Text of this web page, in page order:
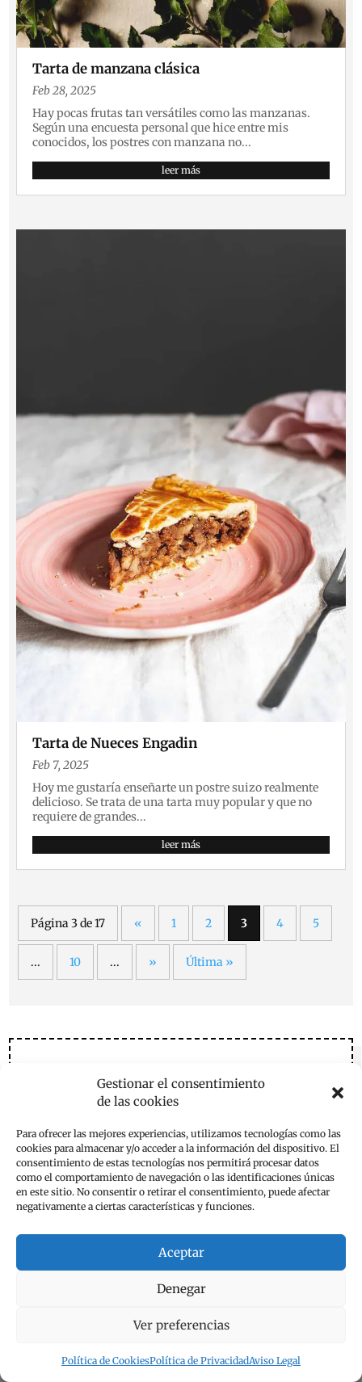
Gestionar el consentimiento
de las cookies
Para ofrecer las mejores experiencias, utilizamos tecnologías como las
cookies para almacenar y/o acceder a la información del dispositivo. El
consentimiento de estas tecnologías nos permitirá procesar datos
como el comportamiento de navegación o las identificaciones únicas
en este sitio. No consentir o retirar el consentimiento, puede afectar
negativamente a ciertas características y funciones.
Aceptar
Denegar
Ver preferencias
Política de CookiesPolítica de PrivacidadAviso Legal
Tarta de manzana clásica
Feb 28, 2025
Hay pocas frutas tan versátiles como las manzanas.
Según una encuesta personal que hice entre mis
conocidos, los postres con manzana no...
leer más
Tarta de Nueces Engadin
Feb 7, 2025
Hoy me gustaría enseñarte un postre suizo realmente
delicioso. Se trata de una tarta muy popular y que no
requiere de grandes...
leer más
Página 3 de 17 « 1 2 3 4 5
... 10 ... » Última »
1 Comentario
emese el 15 de junio de 2024 a las 11:55
.
Responder
Enviar un comentario
Tu dirección de correo electrónico no será publicada.